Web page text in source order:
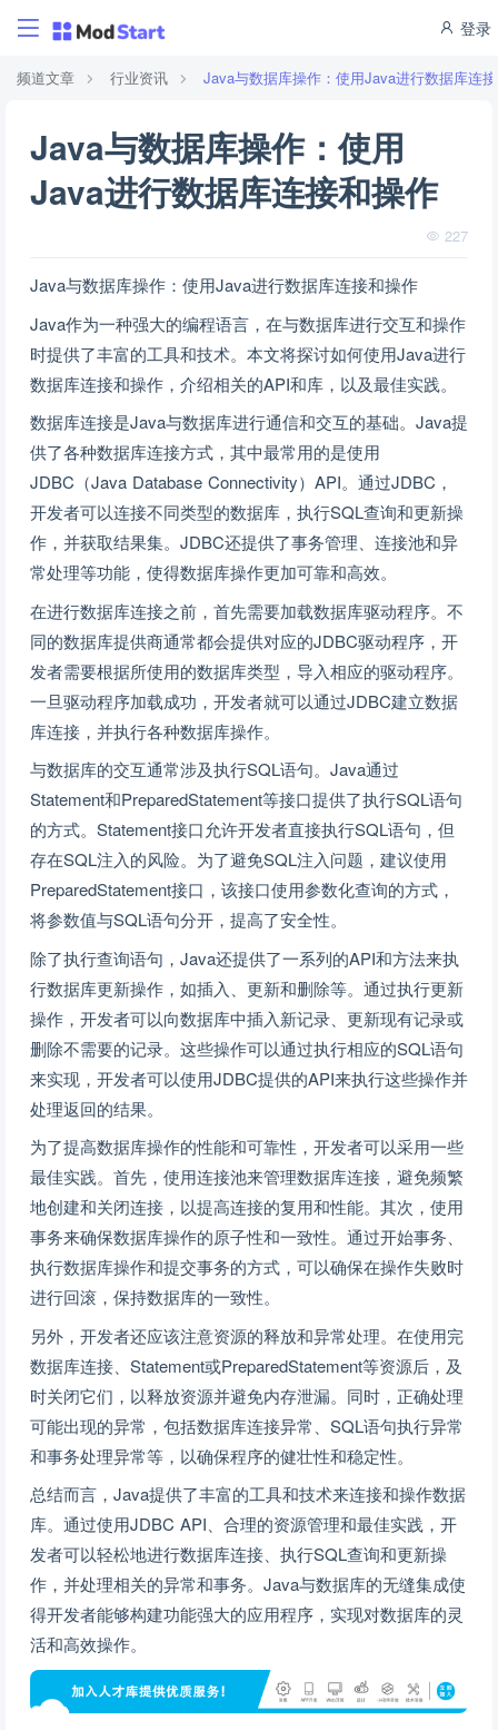
登录
频道文章 行业资讯 Java与数据库操作：使用Java进行数据库连
Java与数据库操作：使用
Java进行数据库连接和操作
227
Java与数据库操作：使用Java进行数据库连接和操作
Java作为一种强大的编程语言，在与数据库进行交互和操作
时提供了丰富的工具和技术。本文将探讨如何使用Java进行
数据库连接和操作，介绍相关的API和库，以及最佳实践。
数据库连接是Java与数据库进行通信和交互的基础。Java提
供了各种数据库连接方式，其中最常用的是使用
JDBC（Java Database Connectivity）API。通过JDBC，
开发者可以连接不同类型的数据库，执行SQL查询和更新操
作，并获取结果集。JDBC还提供了事务管理、连接池和异
常处理等功能，使得数据库操作更加可靠和高效。
在进行数据库连接之前，首先需要加载数据库驱动程序。不
同的数据库提供商通常都会提供对应的JDBC驱动程序，开
发者需要根据所使用的数据库类型，导入相应的驱动程序。
一旦驱动程序加载成功，开发者就可以通过JDBC建立数据
库连接，并执行各种数据库操作。
与数据库的交互通常涉及执行SQL语句。Java通过
Statement和PreparedStatement等接口提供了执行SQL语句
的方式。Statement接口允许开发者直接执行SQL语句，但
存在SQL注入的风险。为了避免SQL注入问题，建议使用
PreparedStatement接口，该接口使用参数化查询的方式，
将参数值与SQL语句分开，提高了安全性。
除了执行查询语句，Java还提供了一系列的API和方法来执
行数据库更新操作，如插入、更新和删除等。通过执行更新
操作，开发者可以向数据库中插入新记录、更新现有记录或
删除不需要的记录。这些操作可以通过执行相应的SQL语句
来实现，开发者可以使用JDBC提供的API来执行这些操作并
处理返回的结果。
为了提高数据库操作的性能和可靠性，开发者可以采用一些
最佳实践。首先，使用连接池来管理数据库连接，避免频繁
地创建和关闭连接，以提高连接的复用和性能。其次，使用
事务来确保数据库操作的原子性和一致性。通过开始事务、
执行数据库操作和提交事务的方式，可以确保在操作失败时
进行回滚，保持数据库的一致性。
另外，开发者还应该注意资源的释放和异常处理。在使用完
数据库连接、Statement或PreparedStatement等资源后，及
时关闭它们，以释放资源并避免内存泄漏。同时，正确处理
可能出现的异常，包括数据库连接异常、SQL语句执行异常
和事务处理异常等，以确保程序的健壮性和稳定性。
总结而言，Java提供了丰富的工具和技术来连接和操作数据
库。通过使用JDBC API、合理的资源管理和最佳实践，开
发者可以轻松地进行数据库连接、执行SQL查询和更新操
作，并处理相关的异常和事务。Java与数据库的无缝集成使
得开发者能够构建功能强大的应用程序，实现对数据库的灵
活和高效操作。